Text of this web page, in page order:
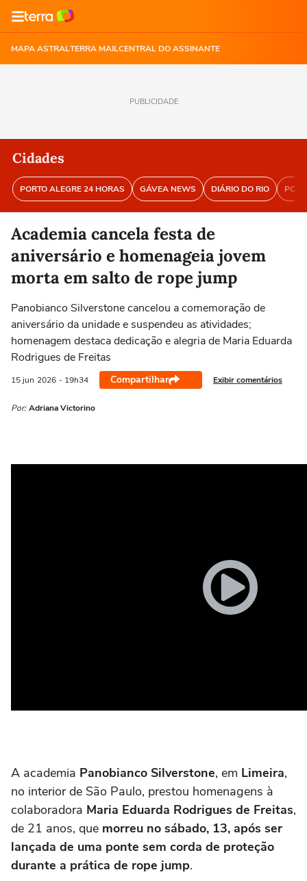
MAPA ASTRALTERRA MAILCENTRAL DO ASSINANTE
PUBLICIDADE
Cidades
PORTO ALEGRE 24 HORAS GÁVEA NEWS DIÁRIO DO RIO
Academia cancela festa de
aniversário e homenageia jovem
morta em salto de rope jump
Panobianco Silverstone cancelou a comemoração de
aniversário da unidade e suspendeu as atividades;
homenagem destaca dedicação e alegria de Maria Eduarda
Rodrigues de Freitas
15 jun 2026 - 19h34 Compartilhar Exibir comentários
Por: Adriana Victorino
A academia Panobianco Silverstone, em Limeira,
no interior de São Paulo, prestou homenagens à
colaboradora Maria Eduarda Rodrigues de Freitas,
de 21 anos, que morreu no sábado, 13, após ser
lançada de uma ponte sem corda de proteção
durante a prática de rope jump.